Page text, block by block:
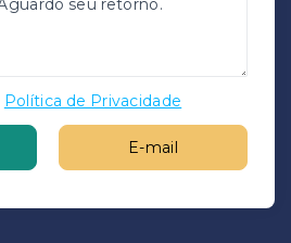
Política de Privacidade
E-mail